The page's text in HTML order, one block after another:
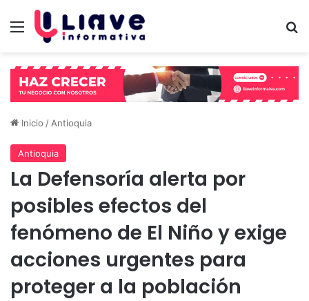
Menú
Inicio / Antioquia
Antioquia
La Defensoría alerta por
posibles efectos del
fenómeno de El Niño y exige
acciones urgentes para
proteger a la población